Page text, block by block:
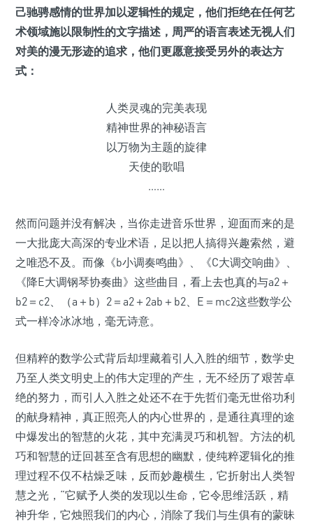
己驰骋感情的世界加以逻辑性的规定，他们拒绝在任何艺
术领域施以限制性的文字描述，周严的语言表述无视人们
对美的漫无形迹的追求，他们更愿意接受另外的表达方
式：
人类灵魂的完美表现
精神世界的神秘语言
以万物为主题的旋律
天使的歌唱
……
然而问题并没有解决，当你走进音乐世界，迎面而来的是
一大批庞大高深的专业术语，足以把人搞得兴趣索然，避
之唯恐不及。而像《b小调奏鸣曲》、《C大调交响曲》、
《降E大调钢琴协奏曲》这些曲目，看上去也真的与a2＋
b2＝c2、（a＋b）2＝a2＋2ab＋b2、E＝mc2这些数学公
式一样冷冰冰地，毫无诗意。
但精粹的数学公式背后却埋藏着引人入胜的细节，数学史
乃至人类文明史上的伟大定理的产生，无不经历了艰苦卓
绝的努力，而引人入胜之处还不在于先哲们毫无世俗功利
的献身精神，真正照亮人的内心世界的，是通往真理的途
中爆发出的智慧的火花，其中充满灵巧和机智。方法的机
巧和智慧的迂回甚至含有思想的幽默，使纯粹逻辑化的推
理过程不仅不枯燥乏味，反而妙趣横生，它折射出人类智
慧之光，“它赋予人类的发现以生命，它令思维活跃，精
神升华，它烛照我们的内心，消除了我们与生俱有的蒙昧